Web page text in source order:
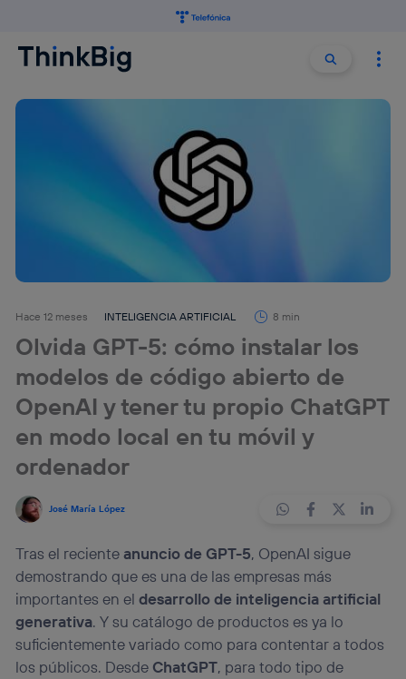
Buscar
Hace 12 meses INTELIGENCIA ARTIFICIAL 8 min
Olvida GPT-5: cómo instalar los
modelos de código abierto de
OpenAI y tener tu propio ChatGPT
en modo local en tu móvil y
ordenador
José María López
Tras el reciente anuncio de GPT-5, OpenAI sigue
demostrando que es una de las empresas más
importantes en eldesarrollo de inteligencia artificial
generativa. Y su catálogo de productos es ya lo
suficientemente variado como para contentar a todos
los públicos. Desde ChatGPT, para todo tipo de